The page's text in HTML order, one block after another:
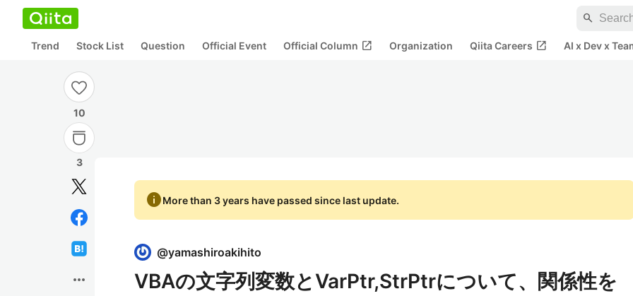
search
Trend Stock List Question Official Event Official Column open_in_new Organization Qiita Careers open_in_new AI x Dev x
10
3
more_horiz
infoMore than 3 years have passed since last update.
@yamashiroakihito
VBAの文字列変数とVarPtr,StrPtrについて、関係性を